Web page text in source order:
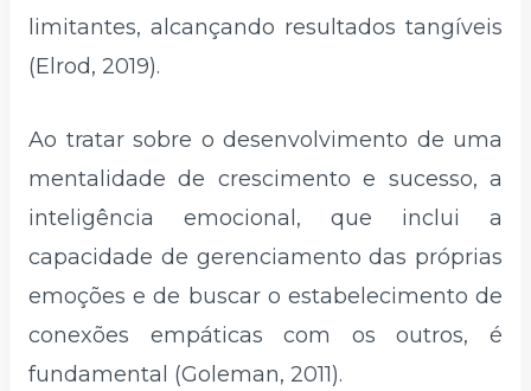
limitantes, alcançando resultados tangíveis
(Elrod, 2019).
Ao tratar sobre o desenvolvimento de uma
mentalidade de crescimento e sucesso, a
inteligência emocional, que inclui a
capacidade de gerenciamento das próprias
emoções e de buscar o estabelecimento de
conexões empáticas com os outros, é
fundamental (Goleman, 2011).